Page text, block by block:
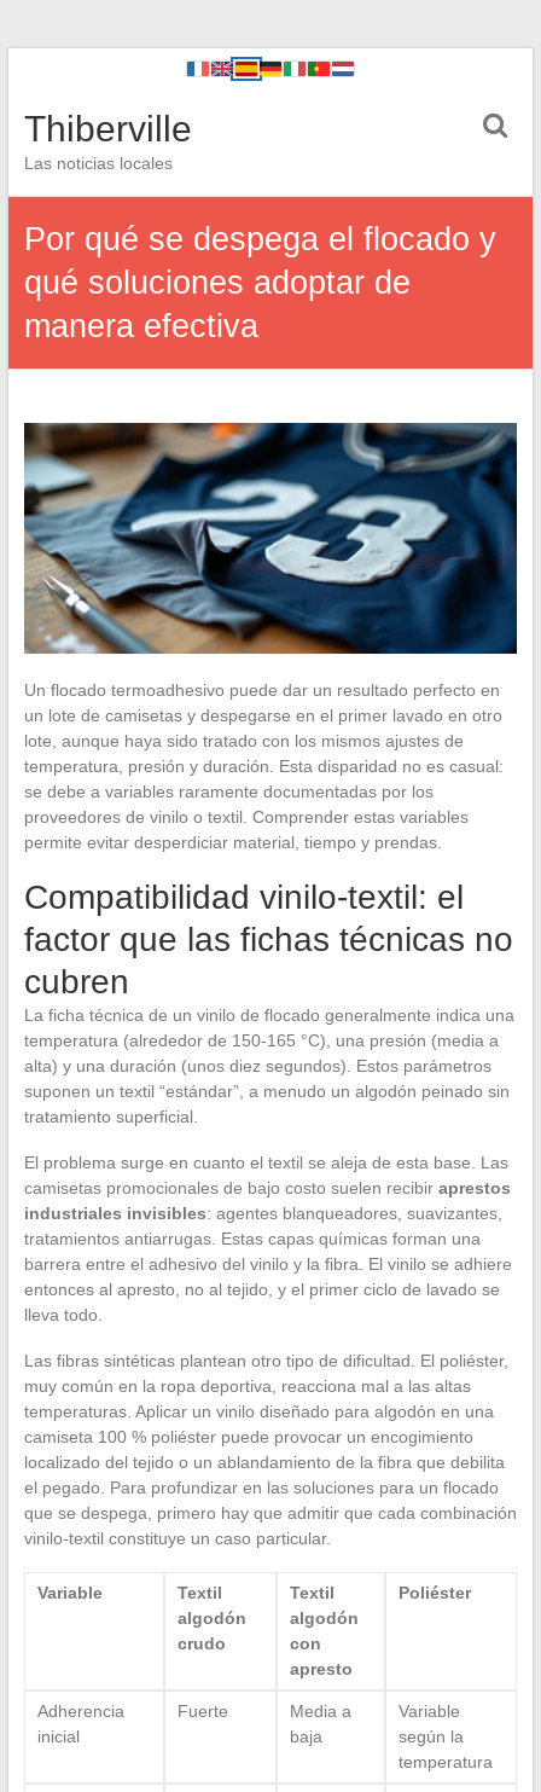
Thiberville
Las noticias locales
Por qué se despega el flocado y
qué soluciones adoptar de
manera efectiva
Un flocado termoadhesivo puede dar un resultado perfecto en
un lote de camisetas y despegarse en el primer lavado en otro
lote, aunque haya sido tratado con los mismos ajustes de
temperatura, presión y duración. Esta disparidad no es casual:
se debe a variables raramente documentadas por los
proveedores de vinilo o textil. Comprender estas variables
permite evitar desperdiciar material, tiempo y prendas.
Compatibilidad vinilo-textil: el
factor que las fichas técnicas no
cubren
La ficha técnica de un vinilo de flocado generalmente indica una
temperatura (alrededor de 150-165 °C), una presión (media a
alta) y una duración (unos diez segundos). Estos parámetros
suponen un textil “estándar”, a menudo un algodón peinado sin
tratamiento superficial.
El problema surge en cuanto el textil se aleja de esta base. Las
camisetas promocionales de bajo costo suelen recibir aprestos
industriales invisibles: agentes blanqueadores, suavizantes,
tratamientos antiarrugas. Estas capas químicas forman una
barrera entre el adhesivo del vinilo y la fibra. El vinilo se adhiere
entonces al apresto, no al tejido, y el primer ciclo de lavado se
lleva todo.
Las fibras sintéticas plantean otro tipo de dificultad. El poliéster,
muy común en la ropa deportiva, reacciona mal a las altas
temperaturas. Aplicar un vinilo diseñado para algodón en una
camiseta 100 % poliéster puede provocar un encogimiento
localizado del tejido o un ablandamiento de la fibra que debilita
el pegado. Para profundizar en las soluciones para un flocado
que se despega, primero hay que admitir que cada combinación
vinilo-textil constituye un caso particular.
Variable
Textil
algodón
crudo
Textil
algodón
con
apresto
Poliéster
Adherencia
inicial
Fuerte
Media a
baja
Variable
según la
temperatura